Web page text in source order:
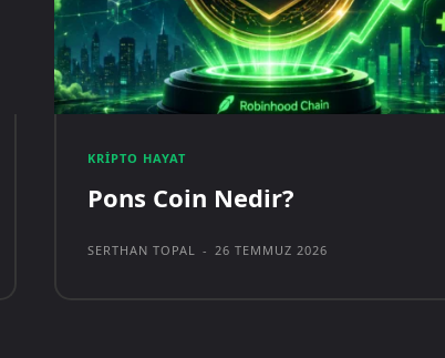
KRIPTO HAYAT
Pons Coin Nedir?
SERTHAN TOPAL - 26 TEMMUZ 2026